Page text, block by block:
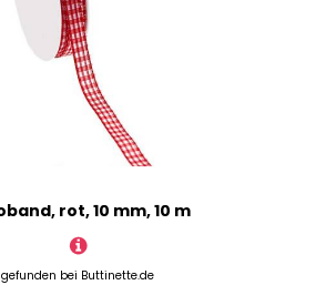
rot, 10 mm, 10 m
gefunden bei Buttinette.de